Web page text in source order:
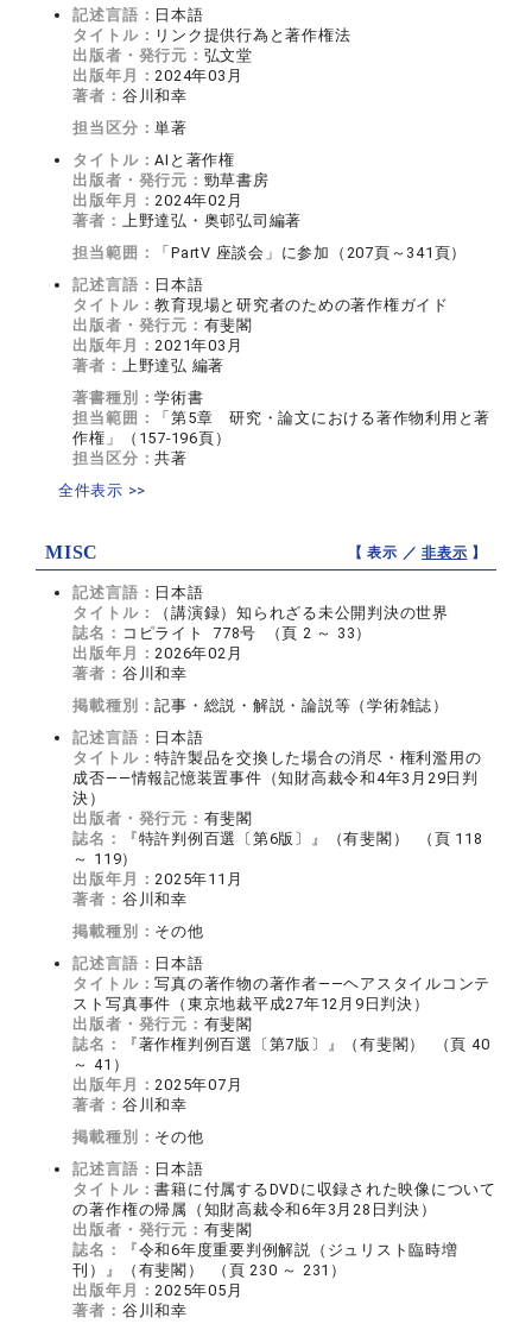
記述言語： 日本語
タイトル： リンク提供行為と著作権法
出版者・発行元： 弘文堂
出版年月：2024年03月
著者： 谷川和幸
担当区分：単著
タイトル：AIと著作権
出版者・発行元： 勁草書房
出版年月：2024年02月
著者： 上野達弘・奥邨弘司編著
担当範囲：
「PartV 座談会」に参加（207頁～341頁）
記述言語： 日本語
タイトル：教育現場と研究者のための著作権ガイド
出版者・発行元： 有斐閣
出版年月：2021年03月
著者： 上野達弘 編著
著書種別：学術書
担当範囲：
「第5章 研究・論文における著作物利用と著
作権」（157-196頁）
担当区分：共著
全件表示 >>
MISC 【 表示 ／非表示 】
記述言語： 日本語
タイトル：
（講演録）知られざる未公開判決の世界
誌名： コピライト 778号 （頁 2 ～ 33）
出版年月：2026年02月
著者： 谷川和幸
掲載種別：記事・総説・解説・論説等（学術雑誌）
記述言語： 日本語
タイトル：特許製品を交換した場合の消尽・権利濫用の
成否――情報記憶装置事件（知財高裁令和4年3月29日判
決）
出版者・発行元： 有斐閣
誌名：
『特許判例百選〔第6版〕』（有斐閣） （頁 118
～ 119）
出版年月：2025年11月
著者： 谷川和幸
掲載種別： その他
記述言語： 日本語
タイトル：写真の著作物の著作者――ヘアスタイルコンテ
スト写真事件（東京地裁平成27年12月9日判決）
出版者・発行元： 有斐閣
誌名：
『著作権判例百選〔第7版〕』（有斐閣） （頁 40
～ 41）
出版年月：2025年07月
著者： 谷川和幸
掲載種別： その他
記述言語： 日本語
タイトル：書籍に付属するDVDに収録された映像について
の著作権の帰属（知財高裁令和6年3月28日判決）
出版者・発行元： 有斐閣
誌名：
『令和6年度重要判例解説（ジュリスト臨時増
刊）』（有斐閣） （頁 230 ～ 231）
出版年月：2025年05月
著者： 谷川和幸